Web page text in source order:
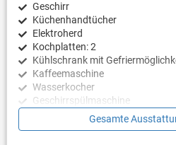
Geschirr
Küchenhandtücher
Elektroherd
Kochplatten: 2
Kühlschrank mit
Kaffeemaschine
Wasserkocher
Geschirrspülmaschine
Schlafzimmer
Gesamte